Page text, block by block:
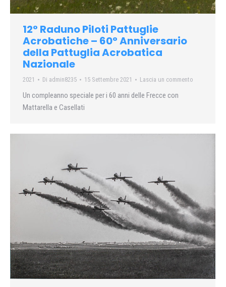
12° Raduno Piloti Pattuglie
Acrobatiche – 60° Anniversario
della Pattuglia Acrobatica
Nazionale
2021 Di admin8235 15 Settembre 2021 Lascia un commento
Un compleanno speciale per i 60 anni delle Frecce con
Mattarella e Casellati